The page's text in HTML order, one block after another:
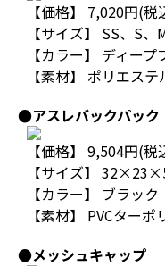
【価格】 7,020円(税
【サイズ】 SS、S
【カラー】 ディープ
【素材】 ポリエス
●アスレバックパック
【価格】 9,504円(税
【サイズ】
【カラー】 ブラック
【素材】 PVCター
●メッシュキャップ